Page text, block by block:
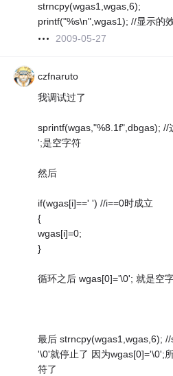
strncpy(wgas1,wgas,6);
printf("%s\n",wgas1); //显示的
2009-05-27
czfnaruto
我调试过了
sprintf(wgas,"%8.1f",dbgas); //
';是空字符
然后
if(wgas[i]==' ') //i==0时成立
{
wgas[i]=0;
}
循环之后 wgas[0]='\0'; 就是空
最后 strncpy(wgas1,wgas,6);
'\0'就停止了 因为wgas[0]='\0';
符了